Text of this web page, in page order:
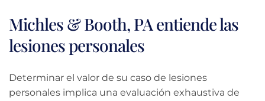
Michles & Booth, PA entiende las
lesiones personales
Determinar el valor de su caso de lesiones
personales implica una evaluación exhaustiva de